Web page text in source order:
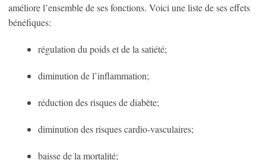
améliore l’ensemble de ses fonctions. Voici une liste de ses effets
bénéfiques:
régulation du poids et de la satiété;
diminution de l’inflammation;
réduction des risques de diabète;
diminution des risques cardio-vasculaires;
baisse de la mortalité;